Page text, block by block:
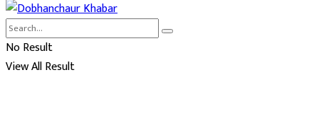
No Result
View All Result